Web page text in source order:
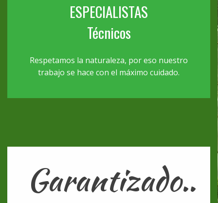
ESPECIALISTAS
Técnicos
Respetamos la naturaleza, por eso nuestro
trabajo se hace con el máximo cuidado.
Garantizado..